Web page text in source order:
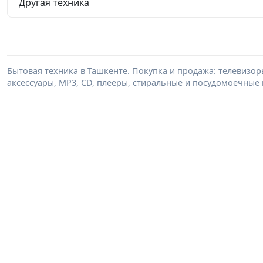
Бытовая техника в Ташкенте. Покупка и продажа:
аксессуары, MP3, CD, плееры, стиральные и